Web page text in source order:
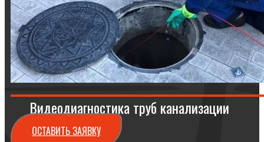
Видеодиагностика труб канализации
ОСТАВИТЬ ЗАЯВКУ